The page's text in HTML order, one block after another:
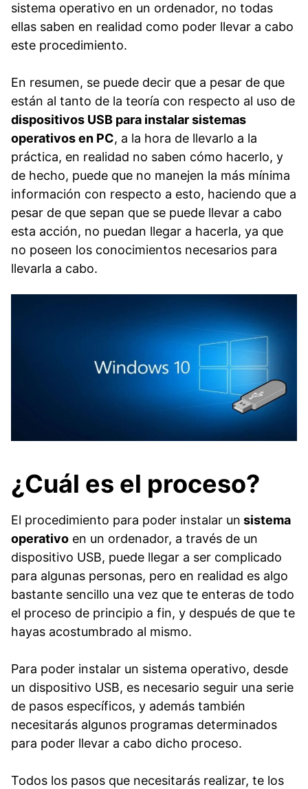
sistema operativo en un ordenador, no todas
ellas saben en realidad como poder llevar a cabo
este procedimiento.
En resumen, se puede decir que a pesar de que
están al tanto de la teoría con respecto al uso de
dispositivos USB para instalar sistemas
operativos en PC, a la hora de llevarlo a la
práctica, en realidad no saben cómo hacerlo, y
de hecho, puede que no manejen la más mínima
información con respecto a esto, haciendo que a
pesar de que sepan que se puede llevar a cabo
esta acción, no puedan llegar a hacerla, ya que
no poseen los conocimientos necesarios para
llevarla a cabo.
¿Cuál es el proceso?
El procedimiento para poder instalar un sistema
operativo en un ordenador, a través de un
dispositivo USB, puede llegar a ser complicado
para algunas personas, pero en realidad es algo
bastante sencillo una vez que te enteras de todo
el proceso de principio a fin, y después de que te
hayas acostumbrado al mismo.
Para poder instalar un sistema operativo, desde
un dispositivo USB, es necesario seguir una serie
de pasos específicos, y además también
necesitarás algunos programas determinados
para poder llevar a cabo dicho proceso.
Todos los pasos que necesitarás realizar, te los